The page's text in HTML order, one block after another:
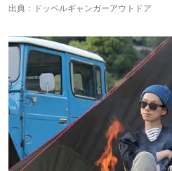
出典： ドッペルギャンガーアウトドア